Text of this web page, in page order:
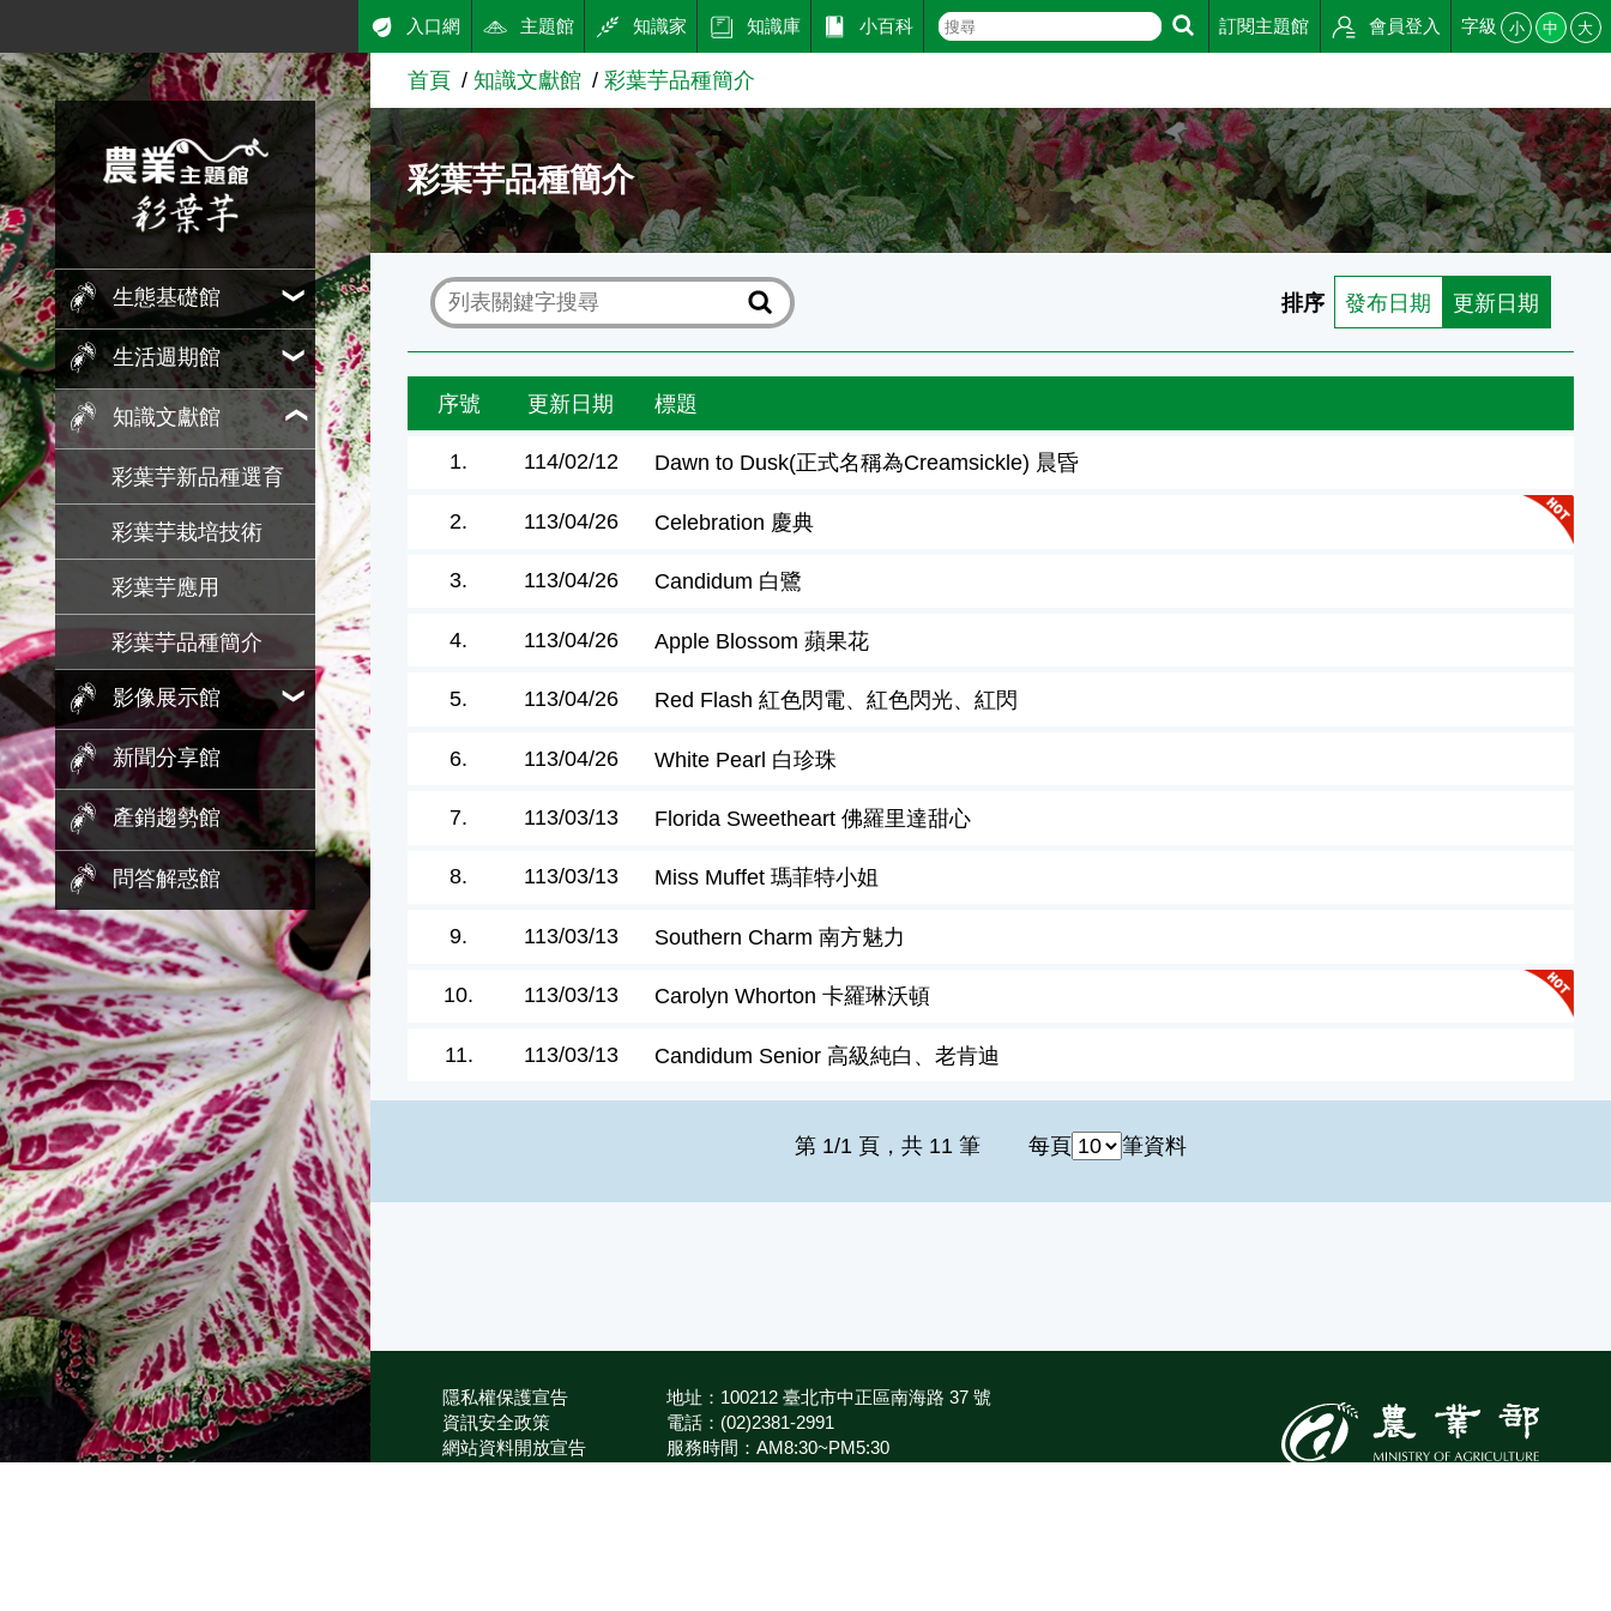
跳到主要內容
農業知識入口網
生態基礎館
生活週期館
知識文獻館
彩葉芋新品種選育
彩葉芋栽培技術
彩葉芋應用
彩葉芋品種簡介
影像展示館
新聞分享館
產銷趨勢館
問答解惑館
入口網 主題館 知識家 知識庫 小百科 訂閱主題館 會員登入 字級 小 中 大
首頁 知識文獻館 彩葉芋品種簡介
彩葉芋品種簡介
排序 發布日期 更新日期
序號 更新日期 標題
1. 114/02/12 Dawn to Dusk(正式名稱為Creamsickle) 晨昏
2. 113/04/26 Celebration 慶典
3. 113/04/26 Candidum 白鷺
4. 113/04/26 Apple Blossom 蘋果花
5. 113/04/26 Red Flash 紅色閃電、紅色閃光、紅閃
6. 113/04/26 White Pearl 白珍珠
7. 113/03/13 Florida Sweetheart 佛羅里達甜心
8. 113/03/13 Miss Muffet 瑪菲特小姐
9. 113/03/13 Southern Charm 南方魅力
10. 113/03/13 Carolyn Whorton 卡羅琳沃頓
11. 113/03/13 Candidum Senior 高級純白、老肯迪
第 1/1 頁，共 11 筆 每頁 筆資料
隱私權保護宣告
資訊安全政策
網站資料開放宣告
地址：100212 臺北市中正區南海路 37 號
電話：(02)2381-2991
服務時間：AM8:30~PM5:30